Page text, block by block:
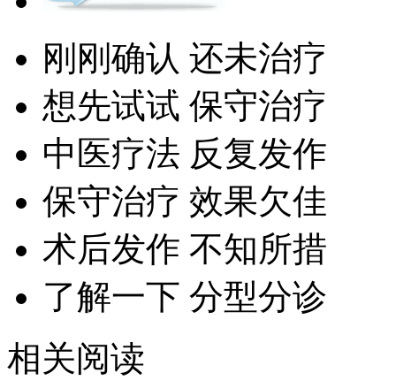
刚刚确认 还未治疗
想先试试 保守治疗
中医疗法 反复发作
保守治疗 效果欠佳
术后发作 不知所措
了解一下 分型分诊
相关阅读